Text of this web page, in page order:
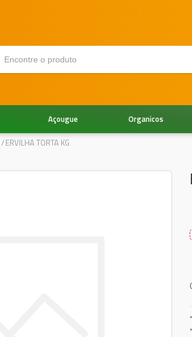
Organicos
Açougue
/ERVILHA TORTA KG